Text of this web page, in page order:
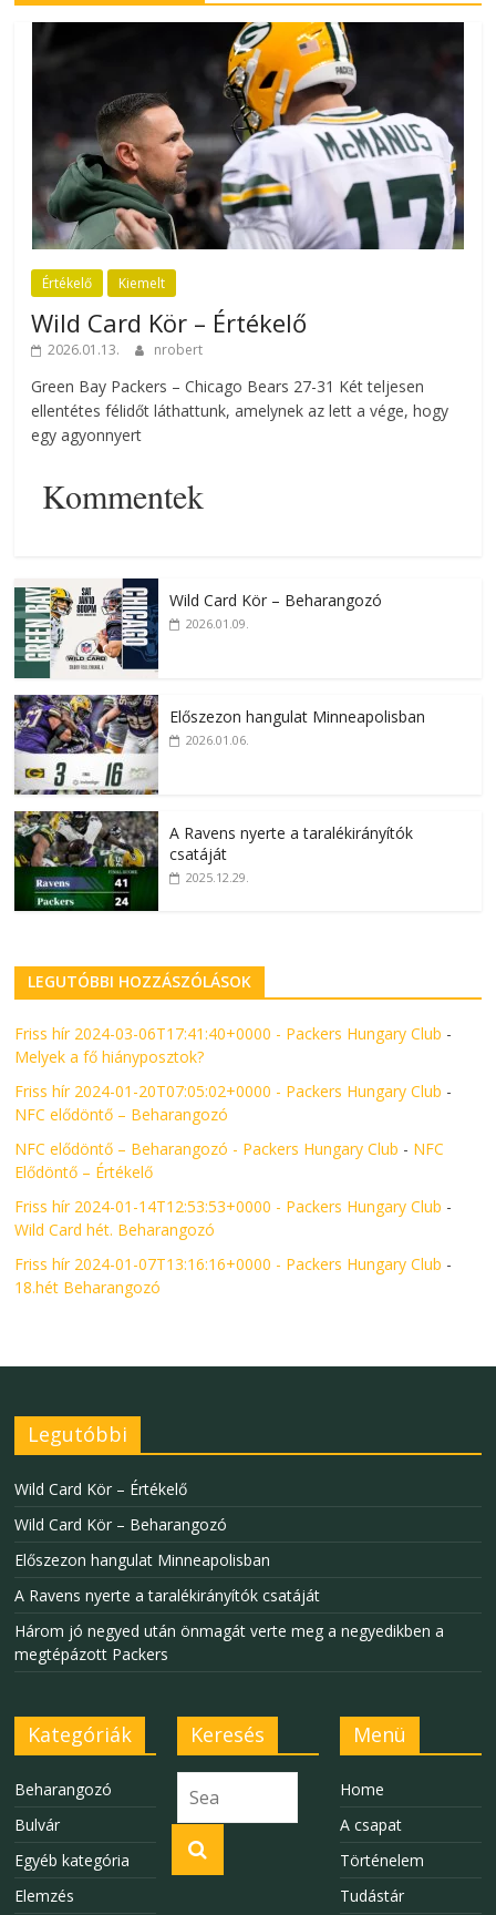
Értékelő Kiemelt
Wild Card Kör – Értékelő
2026.01.13. nrobert
Green Bay Packers – Chicago Bears 27-31 Két teljesen
ellentétes félidőt láthattunk, amelynek az lett a vége, hogy
egy agyonnyert
Kommentek
Wild Card Kör – Beharangozó
2026.01.09.
Előszezon hangulat Minneapolisban
2026.01.06.
A Ravens nyerte a taralékirányítók
csatáját
2025.12.29.
LEGUTÓBBI HOZZÁSZÓLÁSOK
Friss hír 2024-03-06T17:41:40+0000 - Packers Hungary Club -
Melyek a fő hiányposztok?
Friss hír 2024-01-20T07:05:02+0000 - Packers Hungary Club -
NFC elődöntő – Beharangozó
NFC elődöntő – Beharangozó - Packers Hungary Club - NFC
Elődöntő – Értékelő
Friss hír 2024-01-14T12:53:53+0000 - Packers Hungary Club -
Wild Card hét. Beharangozó
Friss hír 2024-01-07T13:16:16+0000 - Packers Hungary Club -
18.hét Beharangozó
Legutóbbi
Wild Card Kör – Értékelő
Wild Card Kör – Beharangozó
Előszezon hangulat Minneapolisban
A Ravens nyerte a taralékirányítók csatáját
Három jó negyed után önmagát verte meg a negyedikben a
megtépázott Packers
Kategóriák
Beharangozó
Bulvár
Egyéb kategória
Elemzés
Keresés Menü
Home
A csapat
Történelem
Tudástár